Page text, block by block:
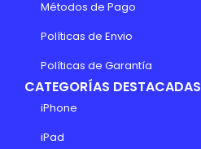
Métodos de Pago
Políticas de Envio
Políticas de Garantía
CATEGORÍAS DESTACADAS
iPhone
iPad